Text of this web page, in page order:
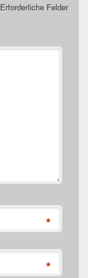
Erforderliche Felder
*
*